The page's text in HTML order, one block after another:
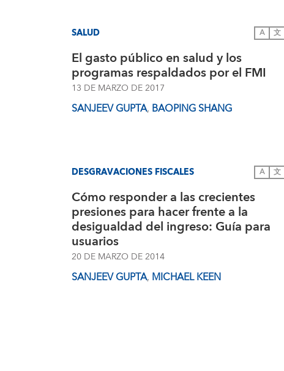
SALUD A 文
El gasto público en salud y los
programas respaldados por el FMI
13 DE MARZO DE 2017
SANJEEV GUPTA, BAOPING SHANG
DESGRAVACIONES FISCALES A 文
Cómo responder a las crecientes
presiones para hacer frente a la
desigualdad del ingreso: Guía para
usuarios
20 DE MARZO DE 2014
SANJEEV GUPTA, MICHAEL KEEN